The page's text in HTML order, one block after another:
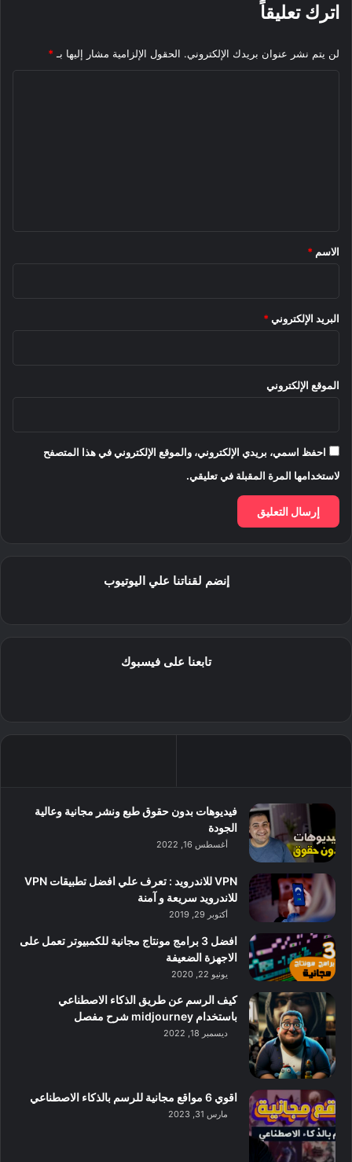
اترك تعليقاً
لن يتم نشر عنوان بريدك الإلكتروني. الحقول الإلزامية مشار إليها بـ *
*
الاسم *
البريد الإلكتروني *
الموقع الإلكتروني
احفظ اسمي، بريدي الإلكتروني، والموقع الإلكتروني في هذا المتصفح
لاستخدامها المرة المقبلة في تعليقي.
إنضم لقناتنا علي اليوتيوب
تابعنا على فيسبوك
فيديوهات بدون حقوق طبع ونشر مجانية وعالية
الجودة
أغسطس 16, 2022
VPN للاندرويد : تعرف علي افضل تطبيقات VPN
للاندرويد سريعة و آمنة
أكتوبر 29, 2019
افضل 3 برامج مونتاج مجانية للكمبيوتر تعمل على
الاجهزة الضعيفة
يونيو 22, 2020
كيف الرسم عن طريق الذكاء الاصطناعي
باستخدام midjourney شرح مفصل
ديسمبر 18, 2022
اقوي 6 مواقع مجانية للرسم بالذكاء الاصطناعي
مارس 31, 2023